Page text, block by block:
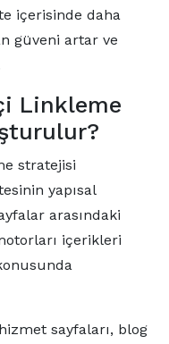
içerisinde daha
güveni artar ve
Linkleme
stratejisi
yapısal
arasındaki
içerikleri
sayfaları, blog